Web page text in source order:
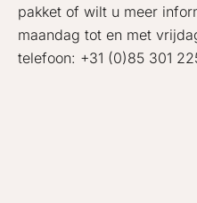
pakket of wilt u meer
maandag tot en met
telefoon: +31 (0)85 301